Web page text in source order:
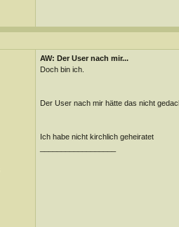
AW: Der User nach mir...
Doch bin ich.
Der User nach mir hätte das nicht
Ich habe nicht kirchlich geheiratet